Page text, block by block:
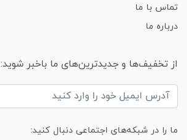
تماس با ما
درباره ما
از تخفیف‌ها و جدیدترین‌های ما باخبر شوید:
ما را در شبکه‌های اجتماعی دنبال کنید: